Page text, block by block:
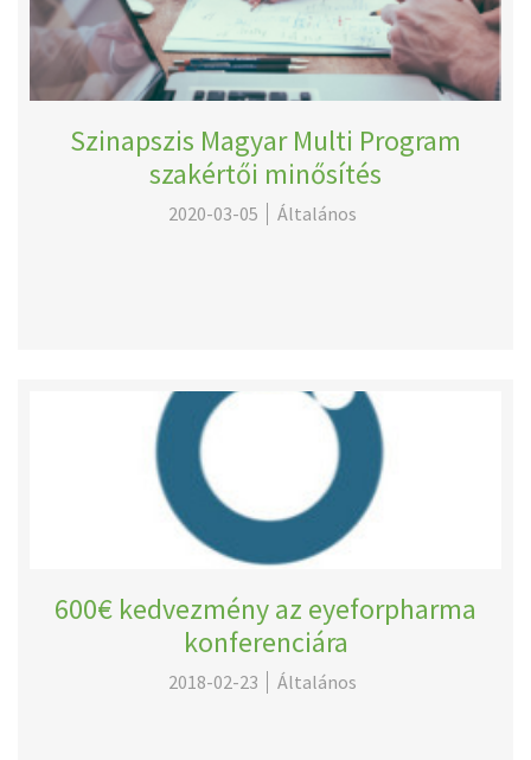
Szinapszis Magyar Multi Program
szakértői minősítés
2020-03-05 Általános
600€ kedvezmény az eyeforpharma
konferenciára
2018-02-23 Általános